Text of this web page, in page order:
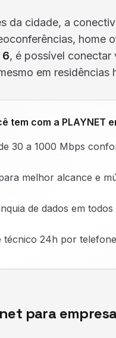
da cidade, a
home
6, é possível conectar
em residências
tem com a PLAYNET
30 a 1000 Mbps
melhor alcance e
de dados em
técnico 24h por
para